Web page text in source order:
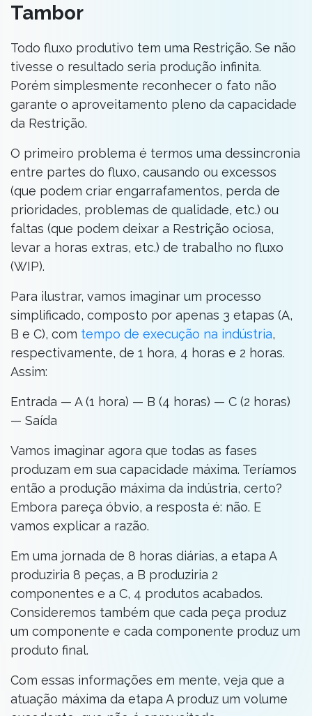
Tambor
Todo fluxo produtivo tem uma Restrição. Se não
tivesse o resultado seria produção infinita.
Porém simplesmente reconhecer o fato não
garante o aproveitamento pleno da capacidade
da Restrição.
O primeiro problema é termos uma dessincronia
entre partes do fluxo, causando ou excessos
(que podem criar engarrafamentos, perda de
prioridades, problemas de qualidade, etc.) ou
faltas (que podem deixar a Restrição ociosa,
levar a horas extras, etc.) de trabalho no fluxo
(WIP).
Para ilustrar, vamos imaginar um processo
simplificado, composto por apenas 3 etapas (A,
B e C), com tempo de execução na indústria,
respectivamente, de 1 hora, 4 horas e 2 horas.
Assim:
Entrada — A (1 hora) — B (4 horas) — C (2 horas)
— Saída
Vamos imaginar agora que todas as fases
produzam em sua capacidade máxima. Teríamos
então a produção máxima da indústria, certo?
Embora pareça óbvio, a resposta é: não. E
vamos explicar a razão.
Em uma jornada de 8 horas diárias, a etapa A
produziria 8 peças, a B produziria 2
componentes e a C, 4 produtos acabados.
Consideremos também que cada peça produz
um componente e cada componente produz um
produto final.
Com essas informações em mente, veja que a
atuação máxima da etapa A produz um volume